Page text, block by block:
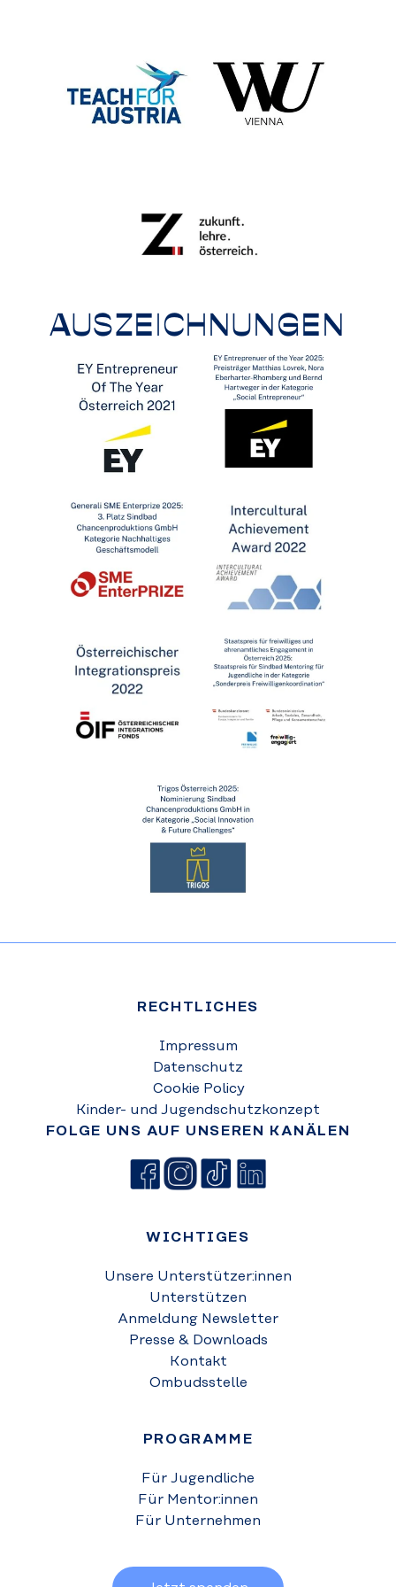
AUSZEICHNUNGEN
RECHTLICHES
Impressum
Datenschutz
Cookie Policy
Kinder- und Jugendschutzkonzept
FOLGE UNS AUF UNSEREN KANÄLEN
WICHTIGES
Unsere Unterstützer:innen
Unterstützen
Anmeldung Newsletter
Presse & Downloads
Kontakt
Ombudsstelle
PROGRAMME
Für Jugendliche
Für Mentor:innen
Für Unternehmen